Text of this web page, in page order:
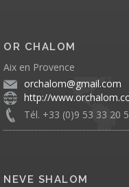
OR CHALOM
Aix en Provence
orchalom@gmail.com
http://
Tél. +33 (0)9 53 33 20
NEVE SHALOM